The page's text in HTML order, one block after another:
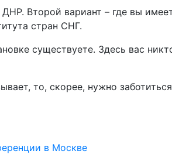
Второй вариант – где вы
стран СНГ.
существуете. Здесь вас
то, скорее, нужно
в Москве